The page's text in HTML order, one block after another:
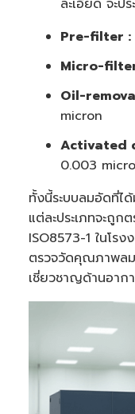
ละเอียด จะป
Pre-filter :
Micro-
Oil-
micron
Activated
0.003
ทั้งนี้ระบบลมอัดที่ไ
แต่ละประเภทจะถู
ISO8573-1 ในโร
ตรวจวัดคุณภาพล
เชี่ยวชาญด้านอาก